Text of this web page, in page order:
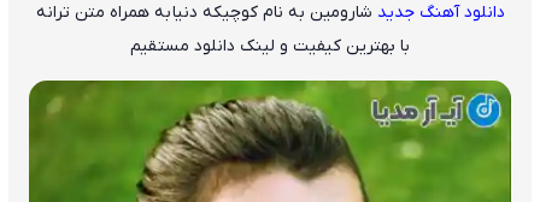
دانلود آهنگ جدید شارومین به نام کوچیکه دنیابه همراه متن ترانه
با بهترین کیفیت و لینک دانلود مستقیم